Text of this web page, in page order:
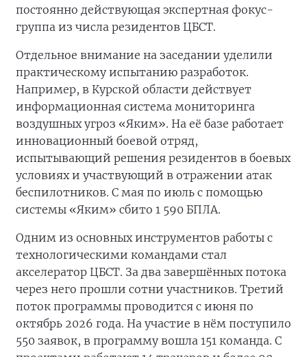
постоянно действующая экспертная фокус-
группа из числа резидентов ЦБСТ.
Отдельное внимание на заседании уделили
практическому испытанию разработок.
Например, в Курской области действует
информационная система мониторинга
воздушных угроз «Яким». На её базе работает
инновационный боевой отряд,
испытывающий решения резидентов в боевых
условиях и участвующий в отражении атак
беспилотников. С мая по июль с помощью
системы «Яким» сбито 1 590 БПЛА.
Одним из основных инструментов работы с
технологическими командами стал
акселератор ЦБСТ. За два завершённых потока
через него прошли сотни участников. Третий
поток программы проводится с июня по
октябрь 2026 года. На участие в нём поступило
550 заявок, в программу вошла 151 команда. С